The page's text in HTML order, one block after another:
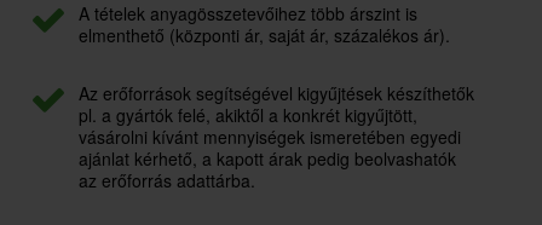
A tételek anyagösszetevőihez több árszint is
elmenthető (központi ár, saját ár, százalékos ár).
Az erőforrások segítségével kigyűjtések készíthetők
pl. a gyártók felé, akiktől a konkrét kigyűjtött,
vásárolni kívánt mennyiségek ismeretében egyedi
ajánlat kérhető, a kapott árak pedig beolvashatók
az erőforrás adattárba.